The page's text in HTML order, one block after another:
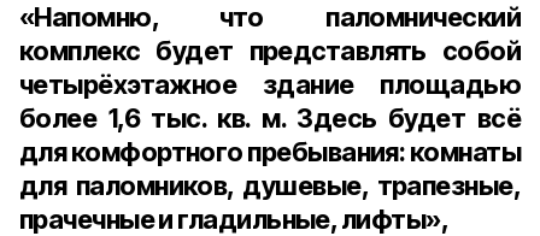
«Напомню, что паломнический
комплекс будет представлять собой
четырёхэтажное здание площадью
более 1,6 тыс. кв. м. Здесь будет всё
для комфортного пребывания: комнаты
для паломников, душевые, трапезные,
прачечные и гладильные, лифты»,